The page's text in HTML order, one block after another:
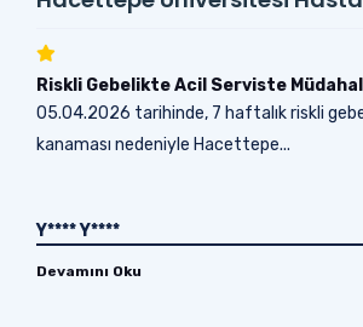
Riskli Gebelikte Acil Serviste
05.04.2026 tarihinde, 7 haftalık riskli
kanaması nedeniyle Hacettepe...
Y**** Y****
Devamını Oku